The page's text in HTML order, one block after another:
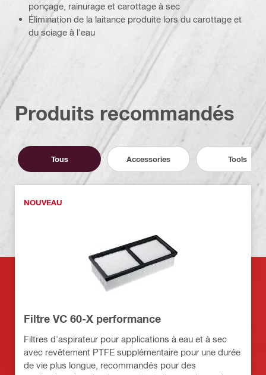
ponçage, rainurage et carottage à sec
Élimination de la laitance produite lors du carottage et
du sciage à l'eau
Produits recommandés
Tous Accessories Tools
NOUVEAU
Filtre VC 60-X performance
Filtres d'aspirateur pour applications à eau et à sec
avec revêtement PTFE supplémentaire pour une durée
de vie plus longue, recommandés pour des